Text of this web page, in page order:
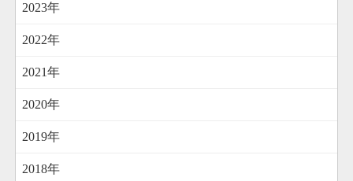
2023年
2022年
2021年
2020年
2019年
2018年